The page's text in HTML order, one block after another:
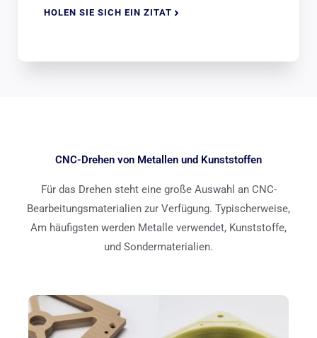
HOLEN SIE SICH EIN ZITAT
CNC-Drehen von Metallen und Kunststoffen
Für das Drehen steht eine große Auswahl an CNC-
Bearbeitungsmaterialien zur Verfügung. Typischerweise,
Am häufigsten werden Metalle verwendet, Kunststoffe,
und Sondermaterialien.